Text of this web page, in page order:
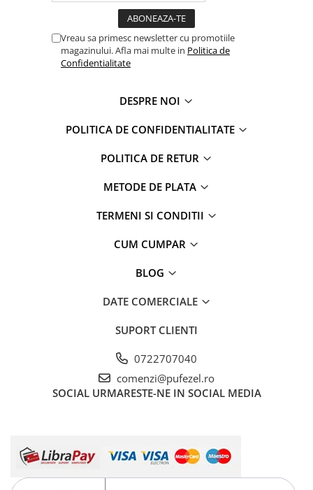
Vreau sa primesc newsletter cu promotiile
magazinului. Afla mai multe in Politica de
Confidentialitate
DESPRE NOI
POLITICA DE CONFIDENTIALITATE
POLITICA DE RETUR
METODE DE PLATA
TERMENI SI CONDITII
CUM CUMPAR
BLOG
DATE COMERCIALE
SUPORT CLIENTI
0722707040
comenzi@pufezel.ro
SOCIAL URMARESTE-NE IN SOCIAL MEDIA